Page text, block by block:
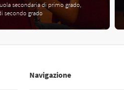
secondaria di primo grado,
secondo grado
Navigazione